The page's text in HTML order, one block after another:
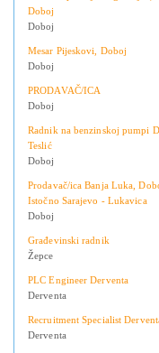
Doboj
Doboj
Mesar Pijeskovi, Doboj
Doboj
PRODAVAČ/ICA
Doboj
Radnik na benzinskoj pumpi
Teslić
Doboj
Prodavač/ica Banja Luka,
Istočno Sarajevo - Lukavica
Doboj
Građevinski radnik
Žepce
PLC Engineer Derventa
Derventa
Recruitment Specialist
Derventa